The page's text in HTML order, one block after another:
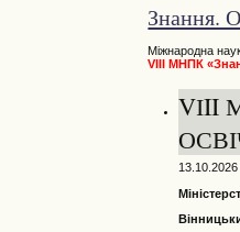
Знання.
Міжнародна
VIII МНПК
VІII